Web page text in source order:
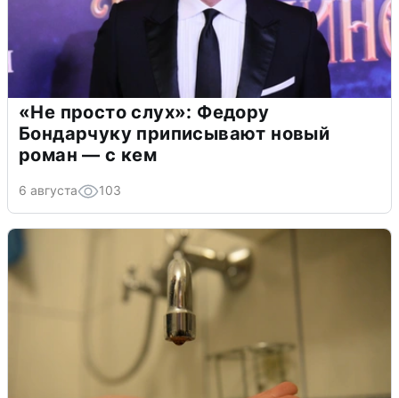
«Не просто слух»: Федору
Бондарчуку приписывают новый
роман — с кем
6 августа 103